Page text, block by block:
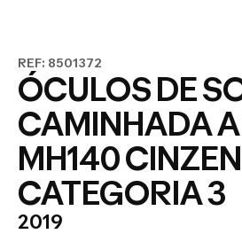
REF: 8501372
ÓCULOS DE
CAMINHADA
MH140
CATEGORIA 3
2019